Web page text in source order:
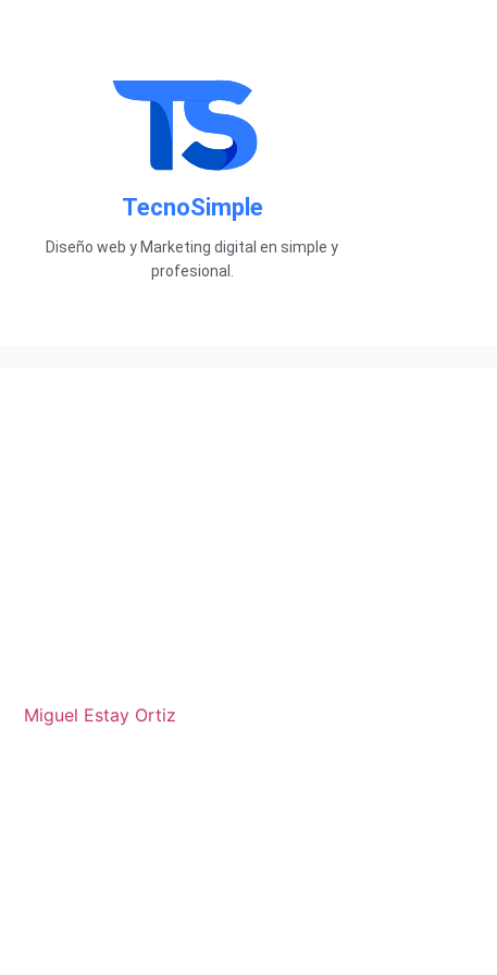
TecnoSimple
Diseño web y Marketing digital en simple y
profesional.
Miguel Estay Ortiz